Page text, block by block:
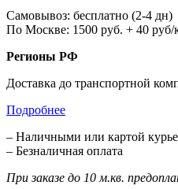
Самовывоз: бесплатно (2-4 дн)
По Москве: 1500 руб. + 40
Регионы РФ
Доставка до транспортной
Подробнее
– Наличными или картой
– Безналичная оплата
При заказе до 10 м.кв.